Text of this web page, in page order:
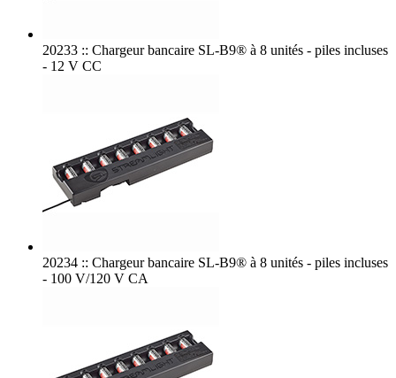
20233 :: Chargeur bancaire SL-B9® à 8 unités - piles incluses
- 12 V CC
20234 :: Chargeur bancaire SL-B9® à 8 unités - piles incluses
- 100 V/120 V CA